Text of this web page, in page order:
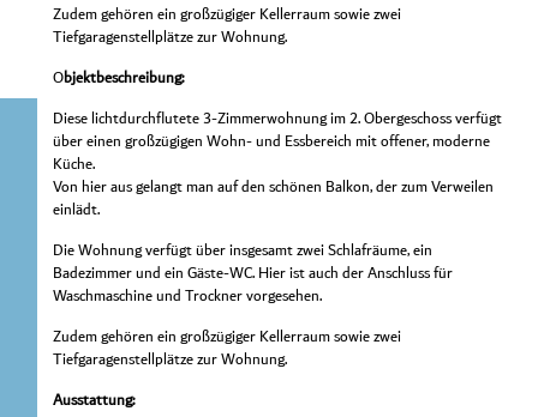
Zudem gehören ein großzügiger Kellerraum sowie zwei
Tiefgaragenstellplätze zur Wohnung.
Objektbeschreibung:
Diese lichtdurchflutete 3-Zimmerwohnung im 2. Obergeschoss verfügt
über einen großzügigen Wohn- und Essbereich mit offener, moderne
Küche.
Von hier aus gelangt man auf den schönen Balkon, der zum Verweilen
einlädt.
Die Wohnung verfügt über insgesamt zwei Schlafräume, ein
Badezimmer und ein Gäste-WC. Hier ist auch der Anschluss für
Waschmaschine und Trockner vorgesehen.
Zudem gehören ein großzügiger Kellerraum sowie zwei
Tiefgaragenstellplätze zur Wohnung.
Ausstattung: